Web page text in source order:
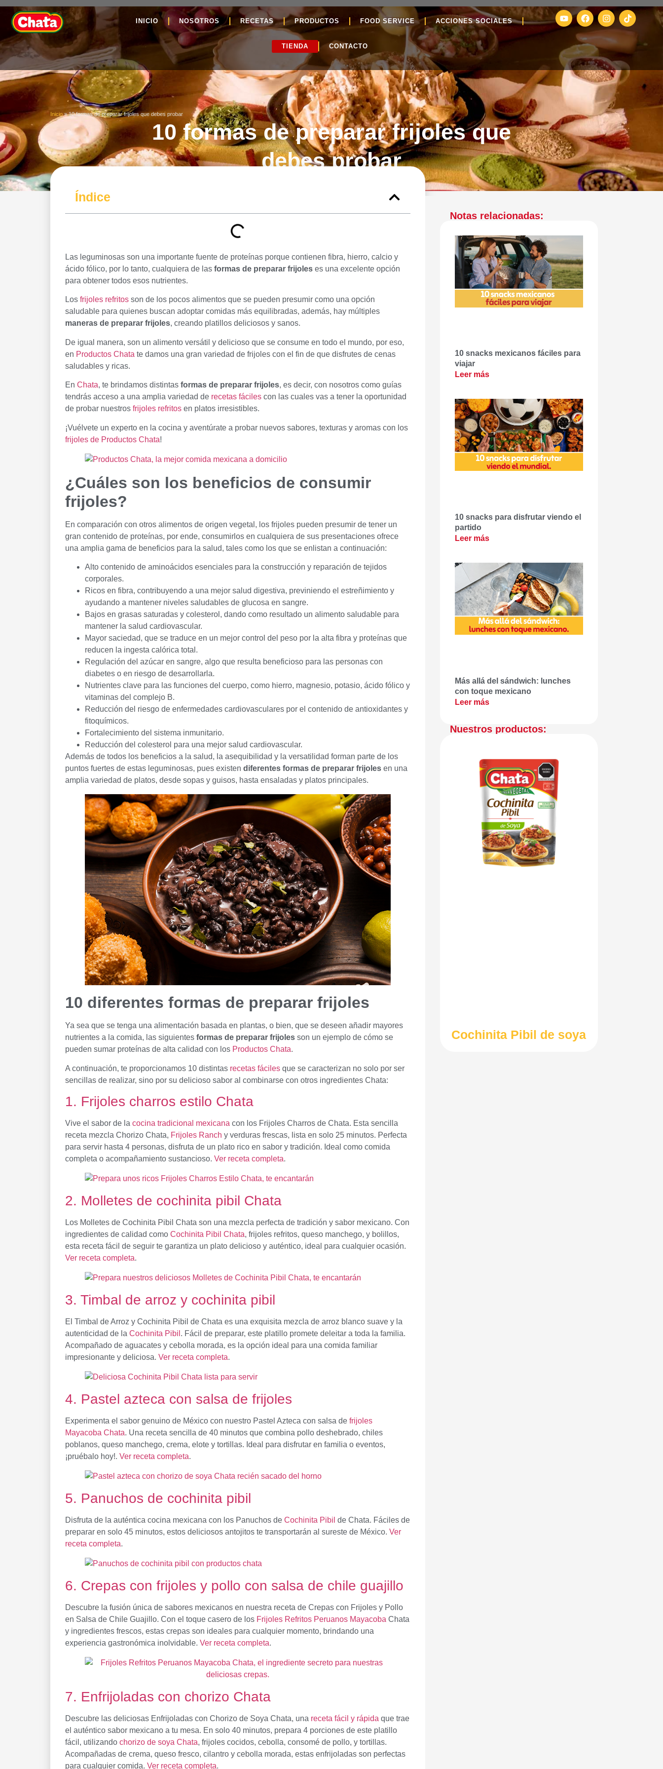
INICIO NOSOTROS RECETAS PRODUCTOS FOOD SERVICE ACCIONES SOCIALES
TIENDA CONTACTO
Inicio»10 formas de preparar frijoles que debes probar
10 formas de preparar frijoles que
debes probar
Índice
Las leguminosas son una importante fuente de proteínas porque contienen fibra, hierro, calcio y
ácido fólico, por lo tanto, cualquiera de las formas de preparar frijoles es una excelente opción
para obtener todos esos nutrientes.
Los frijoles refritos son de los pocos alimentos que se pueden presumir como una opción
saludable para quienes buscan adoptar comidas más equilibradas, además, hay múltiples
maneras de preparar frijoles, creando platillos deliciosos y sanos.
De igual manera, son un alimento versátil y delicioso que se consume en todo el mundo, por eso,
en Productos Chata te damos una gran variedad de frijoles con el fin de que disfrutes de cenas
saludables y ricas.
En Chata, te brindamos distintas formas de preparar frijoles, es decir, con nosotros como guías
tendrás acceso a una amplia variedad de recetas fáciles con las cuales vas a tener la oportunidad
de probar nuestros frijoles refritos en platos irresistibles.
¡Vuélvete un experto en la cocina y aventúrate a probar nuevos sabores, texturas y aromas con los
frijoles de Productos Chata!
¿Cuáles son los beneficios de consumir
frijoles?
En comparación con otros alimentos de origen vegetal, los frijoles pueden presumir de tener un
gran contenido de proteínas, por ende, consumirlos en cualquiera de sus presentaciones ofrece
una amplia gama de beneficios para la salud, tales como los que se enlistan a continuación:
Alto contenido de aminoácidos esenciales para la construcción y reparación de tejidos
corporales.
Ricos en fibra, contribuyendo a una mejor salud digestiva, previniendo el estreñimiento y
ayudando a mantener niveles saludables de glucosa en sangre.
Bajos en grasas saturadas y colesterol, dando como resultado un alimento saludable para
mantener la salud cardiovascular.
Mayor saciedad, que se traduce en un mejor control del peso por la alta fibra y proteínas que
reducen la ingesta calórica total.
Regulación del azúcar en sangre, algo que resulta beneficioso para las personas con
diabetes o en riesgo de desarrollarla.
Nutrientes clave para las funciones del cuerpo, como hierro, magnesio, potasio, ácido fólico y
vitaminas del complejo B.
Reducción del riesgo de enfermedades cardiovasculares por el contenido de antioxidantes y
fitoquímicos.
Fortalecimiento del sistema inmunitario.
Reducción del colesterol para una mejor salud cardiovascular.
Además de todos los beneficios a la salud, la asequibilidad y la versatilidad forman parte de los
puntos fuertes de estas leguminosas, pues existen diferentes formas de preparar frijoles en una
amplia variedad de platos, desde sopas y guisos, hasta ensaladas y platos principales.
10 diferentes formas de preparar frijoles
Ya sea que se tenga una alimentación basada en plantas, o bien, que se deseen añadir mayores
nutrientes a la comida, las siguientes formas de preparar frijoles son un ejemplo de cómo se
pueden sumar proteínas de alta calidad con los Productos Chata.
A continuación, te proporcionamos 10 distintas recetas fáciles que se caracterizan no solo por ser
sencillas de realizar, sino por su delicioso sabor al combinarse con otros ingredientes Chata:
1. Frijoles charros estilo Chata
Vive el sabor de la cocina tradicional mexicana con los Frijoles Charros de Chata. Esta sencilla
receta mezcla Chorizo Chata, Frijoles Ranch y verduras frescas, lista en solo 25 minutos. Perfecta
para servir hasta 4 personas, disfruta de un plato rico en sabor y tradición. Ideal como comida
completa o acompañamiento sustancioso. Ver receta completa.
2. Molletes de cochinita pibil Chata
Los Molletes de Cochinita Pibil Chata son una mezcla perfecta de tradición y sabor mexicano. Con
ingredientes de calidad como Cochinita Pibil Chata, frijoles refritos, queso manchego, y bolillos,
esta receta fácil de seguir te garantiza un plato delicioso y auténtico, ideal para cualquier ocasión.
Ver receta completa.
3. Timbal de arroz y cochinita pibil
El Timbal de Arroz y Cochinita Pibil de Chata es una exquisita mezcla de arroz blanco suave y la
autenticidad de la Cochinita Pibil . Fácil de preparar, este platillo promete deleitar a toda la familia.
Acompañado de aguacates y cebolla morada, es la opción ideal para una comida familiar
impresionante y deliciosa. Ver receta completa.
4. Pastel azteca con salsa de frijoles
Experimenta el sabor genuino de México con nuestro Pastel Azteca con salsa de frijoles
Mayacoba Chata. Una receta sencilla de 40 minutos que combina pollo deshebrado, chiles
poblanos, queso manchego, crema, elote y tortillas. Ideal para disfrutar en familia o eventos,
¡pruébalo hoy!. Ver receta completa.
5. Panuchos de cochinita pibil
Disfruta de la auténtica cocina mexicana con los Panuchos de Cochinita Pibil de Chata. Fáciles de
preparar en solo 45 minutos, estos deliciosos antojitos te transportarán al sureste de México. Ver
receta completa.
6. Crepas con frijoles y pollo con salsa de chile guajillo
Descubre la fusión única de sabores mexicanos en nuestra receta de Crepas con Frijoles y Pollo
en Salsa de Chile Guajillo. Con el toque casero de los Frijoles Refritos Peruanos Mayacoba Chata
y ingredientes frescos, estas crepas son ideales para cualquier momento, brindando una
experiencia gastronómica inolvidable. Ver receta completa.
7. Enfrijoladas con chorizo Chata
Descubre las deliciosas Enfrijoladas con Chorizo de Soya Chata, una receta fácil y rápida que trae
el auténtico sabor mexicano a tu mesa. En solo 40 minutos, prepara 4 porciones de este platillo
fácil, utilizando chorizo de soya Chata, frijoles cocidos, cebolla, consomé de pollo, y tortillas.
Acompañadas de crema, queso fresco, cilantro y cebolla morada, estas enfrijoladas son perfectas
para cualquier comida. Ver receta completa.
Notas relacionadas:
10 snacks mexicanos fáciles para
viajar
Leer más
10 snacks para disfrutar viendo el
partido
Leer más
Más allá del sándwich: lunches
con toque mexicano
Leer más
Nuestros productos:
Cochinita Pibil de soya